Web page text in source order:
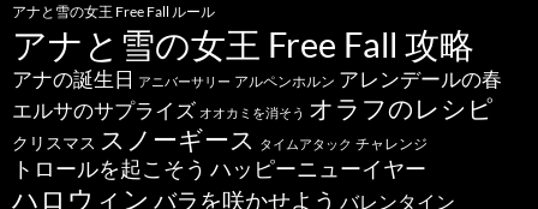
アナと雪の女王 Free Fall ルール
アナと雪の女王 Free Fall 攻略
アナの誕生日 アニバーサリー アルペンホルン アレンデールの春
エルサのサプライズ オオカミを消そう オラフのレシピ
クリスマス スノーギース タイムアタック チャレンジ
トロールを起こそう ハッピーニューイヤー
ハロウィン バラを咲かせよう バレンタイン